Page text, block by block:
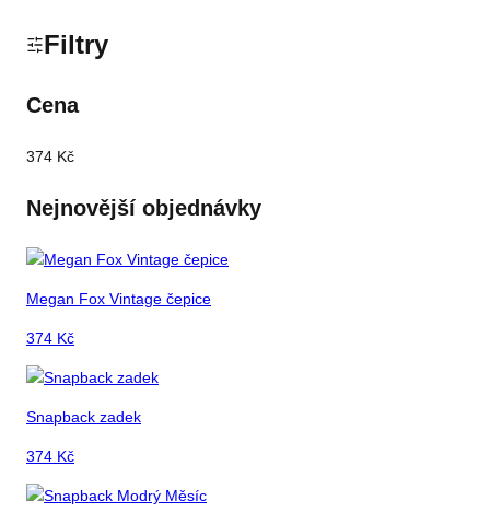
Filtry
Cena
374 Kč
Nejnovější objednávky
Megan Fox Vintage čepice
374 Kč
Snapback zadek
374 Kč